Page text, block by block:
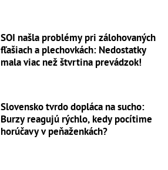
SOI našla problémy pri zálohovaných
fľašiach a plechovkách: Nedostatky
mala viac než štvrtina prevádzok!
Slovensko tvrdo dopláca na sucho:
Burzy reagujú rýchlo, kedy pocítime
horúčavy v peňaženkách?